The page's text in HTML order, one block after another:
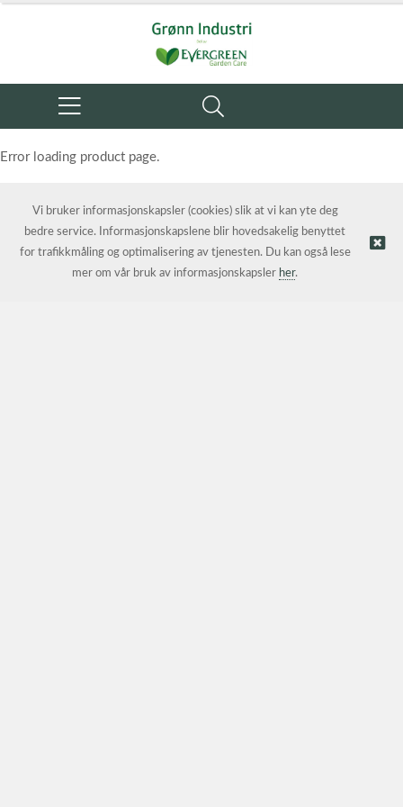
Error loading product page.
© Grønn Industri AS | Nettbutikk levert avKréatif AS
Vi bruker informasjonskapsler (cookies) slik at vi kan yte deg
bedre service. Informasjonskapslene blir hovedsakelig benyttet
for trafikkmåling og optimalisering av tjenesten. Du kan også lese
mer om vår bruk av informasjonskapsler her.